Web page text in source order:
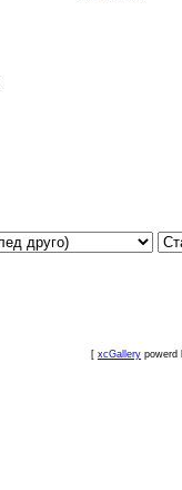
[ xcGallery